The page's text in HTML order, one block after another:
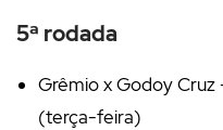
5ª rodada
Grêmio x Godoy Cruz
(terça-feira)